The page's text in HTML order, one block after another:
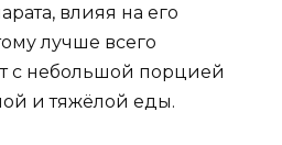
влияя на его
лучше всего
с небольшой порцией
и тяжёлой еды.